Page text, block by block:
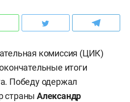
комиссия (ЦИК)
итоги
Победу одержал
страныАлександр